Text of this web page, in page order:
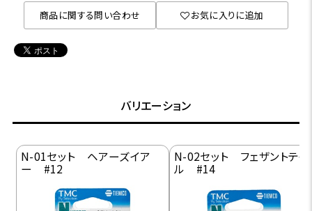
商品に関する問い合わせ お気に入りに追加
バリエーション
N-01セット ヘアーズイア
ー #12
N-02セット フェザントテイ
ル #14